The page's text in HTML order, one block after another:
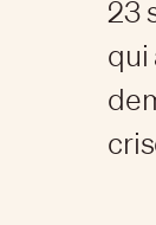
23
qui